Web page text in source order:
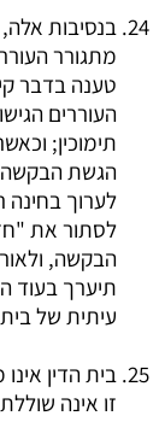
בנסיבות
מתגורר
טענה בדבר
העוררים
תימוכין;
הגשת הבקשה -
לערוך בחינה
לסתור את
הבקשה,
תיערך בעוד
עיתית של
בית הדין
זו אינה